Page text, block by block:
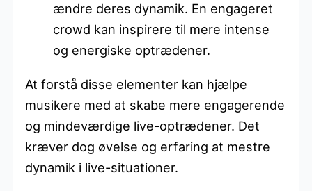
ændre deres dynamik. En engageret
crowd kan inspirere til mere intense
og energiske optrædener.
At forstå disse elementer kan hjælpe
musikere med at skabe mere engagerende
og mindeværdige live-optrædener. Det
kræver dog øvelse og erfaring at mestre
dynamik i live-situationer.